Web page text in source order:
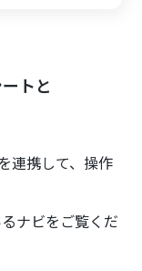
トと
連携して、操作
ナビをご覧くだ